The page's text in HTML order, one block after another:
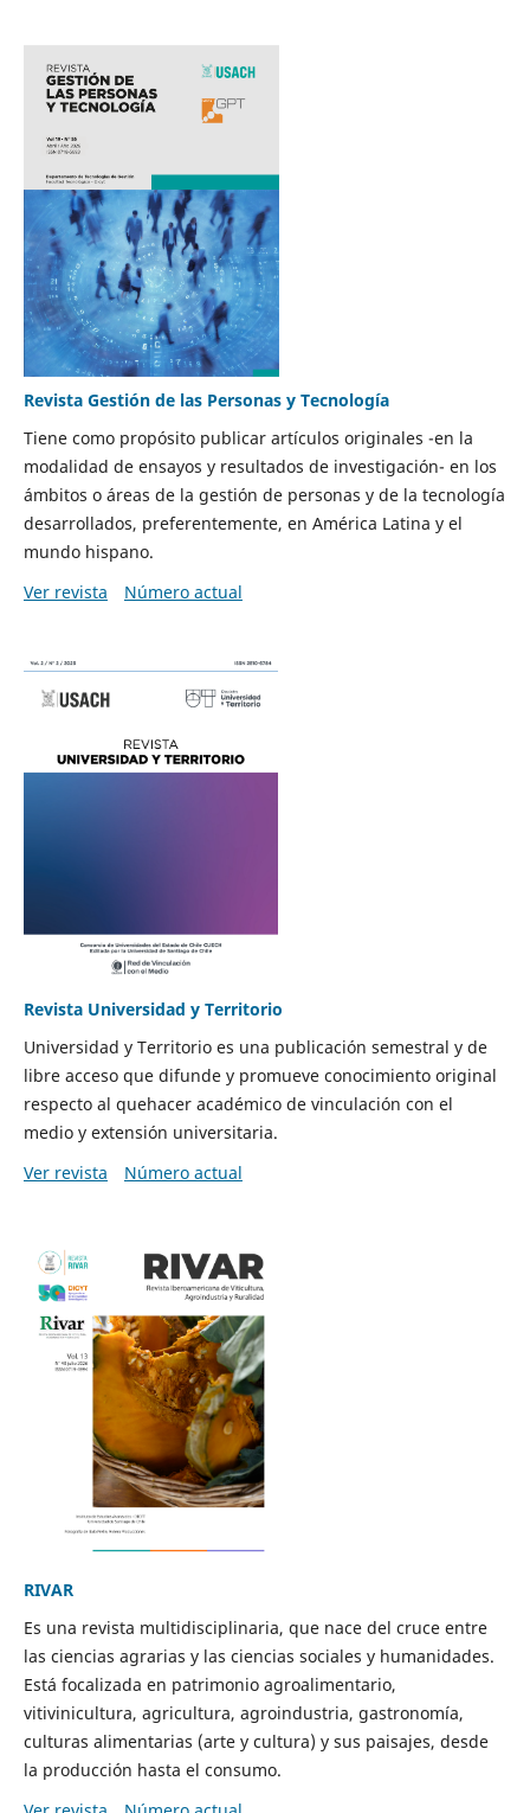
Revista Gestión de las Personas y Tecnología
Tiene como propósito publicar artículos originales -en la
modalidad de ensayos y resultados de investigación- en los
ámbitos o áreas de la gestión de personas y de la tecnología
desarrollados, preferentemente, en América Latina y el
mundo hispano.
Ver revista
Número actual
Revista Universidad y Territorio
Universidad y Territorio es una publicación semestral y de
libre acceso que difunde y promueve conocimiento original
respecto al quehacer académico de vinculación con el
medio y extensión universitaria.
Ver revista
Número actual
RIVAR
Es una revista multidisciplinaria, que nace del cruce entre
las ciencias agrarias y las ciencias sociales y humanidades.
Está focalizada en patrimonio agroalimentario,
vitivinicultura, agricultura, agroindustria, gastronomía,
culturas alimentarias (arte y cultura) y sus paisajes, desde
la producción hasta el consumo.